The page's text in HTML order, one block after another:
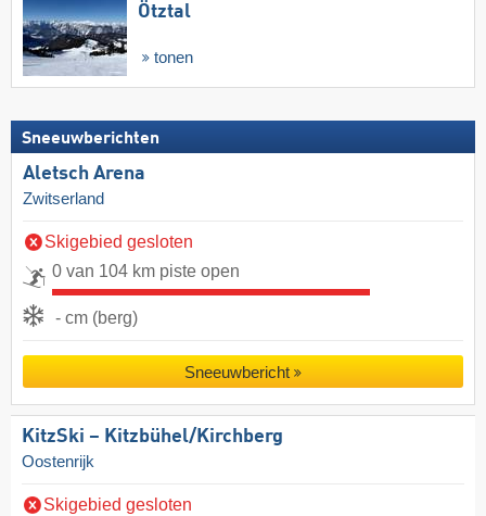
Ötztal
tonen
Sneeuwberichten
Aletsch Arena
Zwitserland
Skigebied gesloten
0 van 104 km piste open
- cm (berg)
Sneeuwbericht
KitzSki – Kitzbühel/​Kirchberg
Oostenrijk
Skigebied gesloten